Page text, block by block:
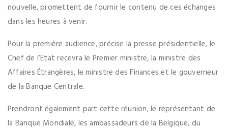
nouvelle, promettent de fournir le contenu de ces échanges
dans les heures à venir.
Pour la première audience, précise la presse présidentielle, le
Chef de l’Etat recevra le Premier ministre, la ministre des
Affaires Étrangères, le ministre des Finances et le gouverneur
de la Banque Centrale.
Prendront également part cette réunion, le représentant de
la Banque Mondiale, les ambassadeurs de la Belgique, du